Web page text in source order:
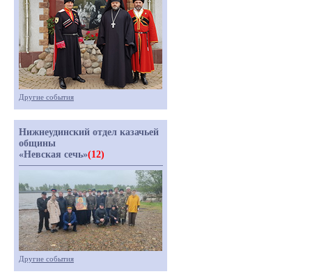
Другие события
Нижнеудинский отдел казачьей
общины
«Невская сечь»(12)
Другие события